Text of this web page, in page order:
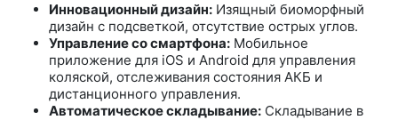
Инновационный дизайн: Изящный биоморфный
дизайн с подсветкой, отсутствие острых углов.
Управление со смартфона: Мобильное
приложение для iOS и Android для управления
коляской, отслеживания состояния АКБ и
дистанционного управления.
Автоматическое складывание: Складывание в